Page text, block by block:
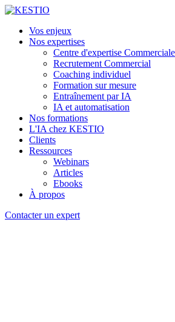
Vos enjeux
Nos expertises
Centre d'expertise
Recrutement Commercial
Coaching individuel
Formation sur mesure
Entraînement par IA
IA et automatisation
Nos formations
L'IA chez KESTIO
Clients
Ressources
Webinars
Articles
Ebooks
À propos
Contacter un expert